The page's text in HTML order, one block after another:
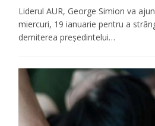
Liderul AUR, George Simion va
miercuri, 19 ianuarie pentru a
demiterea președintelui…